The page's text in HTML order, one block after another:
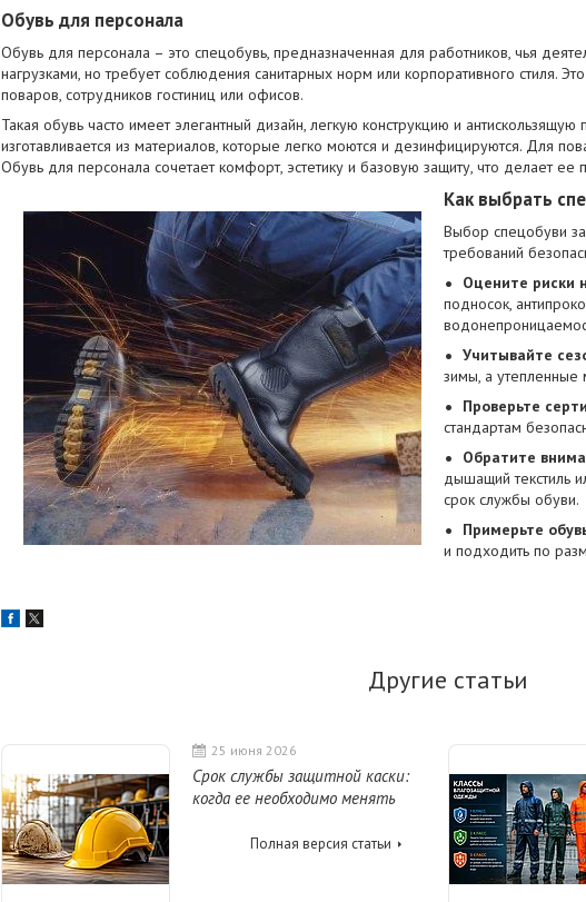
Обувь для персонала
Обувь для персонала – это спецобувь, предназначенная для работников, чья
нагрузками, но требует соблюдения санитарных норм или корпоративного стиля.
поваров, сотрудников гостиниц или офисов.
Такая обувь часто имеет элегантный дизайн, легкую конструкцию и
изготавливается из материалов, которые легко моются и дезинфицируются. Для
Обувь для персонала сочетает комфорт, эстетику и базовую защиту, что делает ее
Как выбрать
Выбор спецобуви
требований
Оцените риски
подносок,
Учитывайте
зимы, а
Проверьте
стандартам
Обратите
дышащий текстиль
срок службы обуви.
Примерьте
и подходить по
Другие статьи
25 июня 2026
Срок службы защитной каски:
когда ее необходимо менять
Полная версия статьи